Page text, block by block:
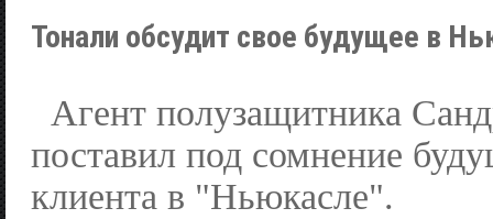
Тонали обсудит свое будущее в
Агент полузащитника
поставил под сомнение
клиента в "Ньюкасле".